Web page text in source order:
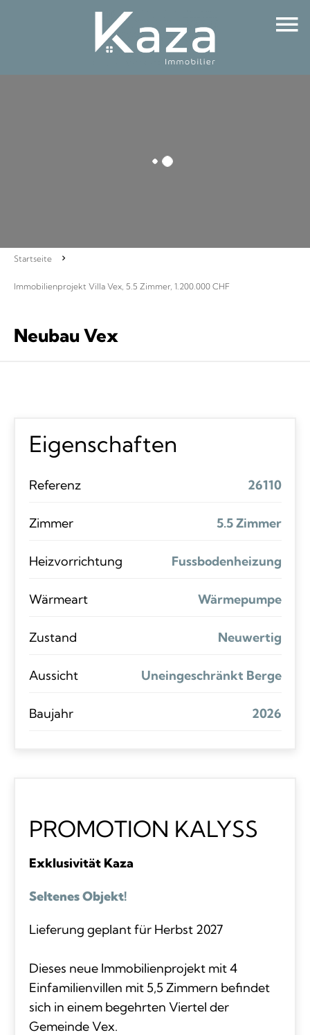
Startseite
Immobilienprojekt Villa Vex, 5.5 Zimmer, 1.200.000 CHF
Neubau Vex
Eigenschaften
Referenz 26110
Zimmer 5.5 Zimmer
Heizvorrichtung Fussbodenheizung
Wärmeart Wärmepumpe
Zustand Neuwertig
Aussicht Uneingeschränkt Berge
Baujahr 2026
PROMOTION KALYSS
Exklusivität Kaza
Seltenes Objekt!
Lieferung geplant für Herbst 2027
Dieses neue Immobilienprojekt mit 4
Einfamilienvillen mit 5,5 Zimmern befindet
sich in einem begehrten Viertel der
Gemeinde Vex.